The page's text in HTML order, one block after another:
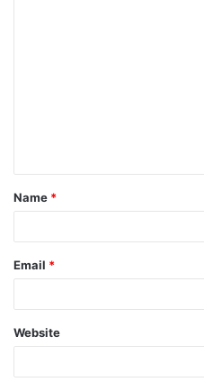
t
*
Name *
Email *
Website